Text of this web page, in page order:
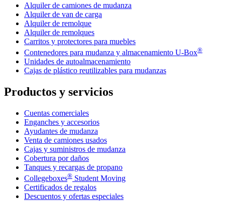
Alquiler de camiones de mudanza
Alquiler de van de carga
Alquiler de remolque
Alquiler de remolques
Carritos y protectores para muebles
Contenedores para mudanza y almacenamiento U-Box®
Unidades de autoalmacenamiento
Cajas de plástico reutilizables para mudanzas
Productos y servicios
Cuentas comerciales
Enganches y accesorios
Ayudantes de mudanza
Venta de camiones usados
Cajas y suministros de mudanza
Cobertura por daños
Tanques y recargas de propano
Collegeboxes® Student Moving
Certificados de regalos
Descuentos y ofertas especiales